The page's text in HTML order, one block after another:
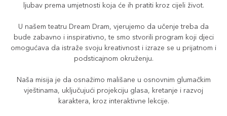
ljubav prema umjetnosti koja će ih pratiti kroz cijeli život.
U našem teatru Dream Dram, vjerujemo da učenje treba da
bude zabavno i inspirativno, te smo stvorili program koji djeci
omogućava da istraže svoju kreativnost i izraze se u prijatnom i
podsticajnom okruženju.
Naša misija je da osnažimo mališane u osnovnim glumačkim
vještinama, uključujući projekciju glasa, kretanje i razvoj
karaktera, kroz interaktivne lekcije.